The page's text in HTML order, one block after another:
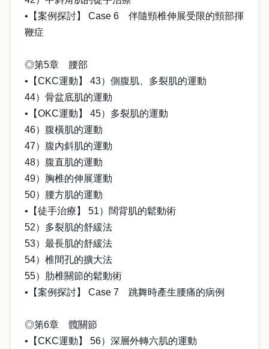
•【案例探討】 Case 6 伴隨頸椎伸展受限的頸部揮
鞭症
◎第5章 腰部
•【CKC運動】 43）側腹肌、多裂肌的運動
44）骨盆底肌的運動
•【OKC運動】 45）多裂肌的運動
46）腹橫肌的運動
47）腹內斜肌的運動
48）腹直肌的運動
49）胸椎的伸展運動
50）腰方肌的運動
•【徒手治療】 51）闊背肌的鬆動術
52）多裂肌的舒緩法
53）最長肌的舒緩法
54）椎間孔的擴大法
55）肋椎關節的鬆動術
•【案例探討】 Case 7 跳舞時產生腰痛的病例
◎第6章 髖關節
•【CKC運動】 56）深層外轉六肌的運動